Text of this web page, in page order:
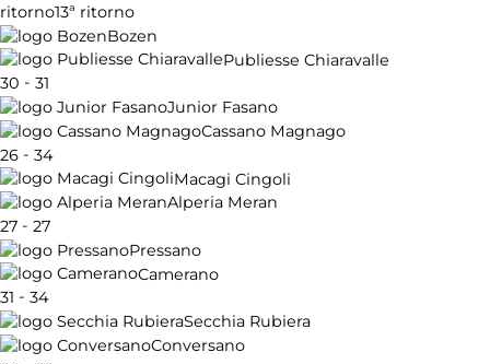
ritorno13ª ritorno
Bozen
Publiesse Chiaravalle
30 - 31
Junior Fasano
Cassano Magnago
26 - 34
Macagi Cingoli
Alperia Meran
27 - 27
Pressano
Camerano
31 - 34
Secchia Rubiera
Conversano